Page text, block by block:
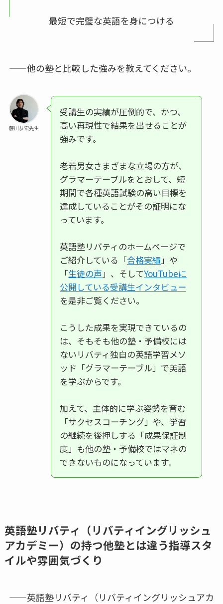
最短で完璧な英語を身につける
——他の塾と比較した強みを教えてください。
藤川恭宏先生
受講生の実績が圧倒的で、かつ、
高い再現性で結果を出せることが
強みです。
老若男女さまざまな立場の方が、
グラマーテーブルをとおして、短
期間で各種英語試験の高い目標を
達成していることがその証明にな
っています。
英語塾リバティのホームページで
ご紹介している「合格実績」や
「生徒の声 」、そしてYouTubeに
公開している受講生インタビュー
を是非ご覧ください。
こうした成果を実現できているの
は、そもそも他の塾・予備校には
ないリバティ独自の英語学習メソ
ッド「グラマーテーブル」で英語
を学ぶからです。
加えて、主体的に学ぶ姿勢を育む
「サクセスコーチング」や、学習
の継続を後押しする「成果保証制
度」も他の塾・予備校ではマネの
できないものになっています。
英語塾リバティ（リバティイングリッシュ
アカデミー）の持つ他塾とは違う指導スタ
イルや雰囲気づくり
——英語塾リバティ（リバティイングリッシュアカ